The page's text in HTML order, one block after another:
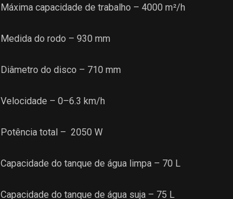
Máxima capacidade de trabalho – 4000 m²/h
Medida do rodo – 930 mm
Diâmetro do disco – 710 mm
Velocidade – 0–6.3 km/h
Potência total – 2050 W
Capacidade do tanque de água limpa – 70 L
Capacidade do tanque de água suja – 75 L